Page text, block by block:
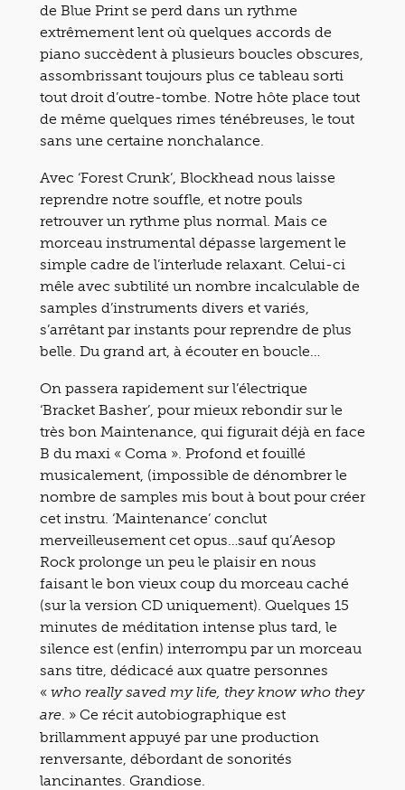
de Blue Print se perd dans un rythme
extrêmement lent où quelques accords de
piano succèdent à plusieurs boucles obscures,
assombrissant toujours plus ce tableau sorti
tout droit d’outre-tombe. Notre hôte place tout
de même quelques rimes ténébreuses, le tout
sans une certaine nonchalance.
Avec ‘Forest Crunk’, Blockhead nous laisse
reprendre notre souffle, et notre pouls
retrouver un rythme plus normal. Mais ce
morceau instrumental dépasse largement le
simple cadre de l’interlude relaxant. Celui-ci
mêle avec subtilité un nombre incalculable de
samples d’instruments divers et variés,
s’arrêtant par instants pour reprendre de plus
belle. Du grand art, à écouter en boucle…
On passera rapidement sur l’électrique
‘Bracket Basher’, pour mieux rebondir sur le
très bon Maintenance, qui figurait déjà en face
B du maxi « Coma ». Profond et fouillé
musicalement, (impossible de dénombrer le
nombre de samples mis bout à bout pour créer
cet instru. ‘Maintenance’ conclut
merveilleusement cet opus…sauf qu’Aesop
Rock prolonge un peu le plaisir en nous
faisant le bon vieux coup du morceau caché
(sur la version CD uniquement). Quelques 15
minutes de méditation intense plus tard, le
silence est (enfin) interrompu par un morceau
sans titre, dédicacé aux quatre personnes
« who really saved my life, they know who they
are . » Ce récit autobiographique est
brillamment appuyé par une production
renversante, débordant de sonorités
lancinantes. Grandiose.